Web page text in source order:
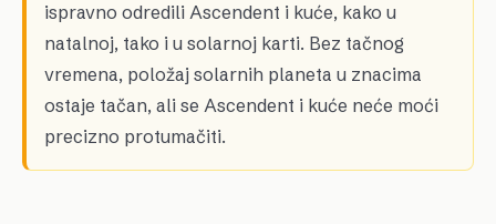
ispravno odredili Ascendent i kuće, kako u
natalnoj, tako i u solarnoj karti. Bez tačnog
vremena, položaj solarnih planeta u znacima
ostaje tačan, ali se Ascendent i kuće neće moći
precizno protumačiti.